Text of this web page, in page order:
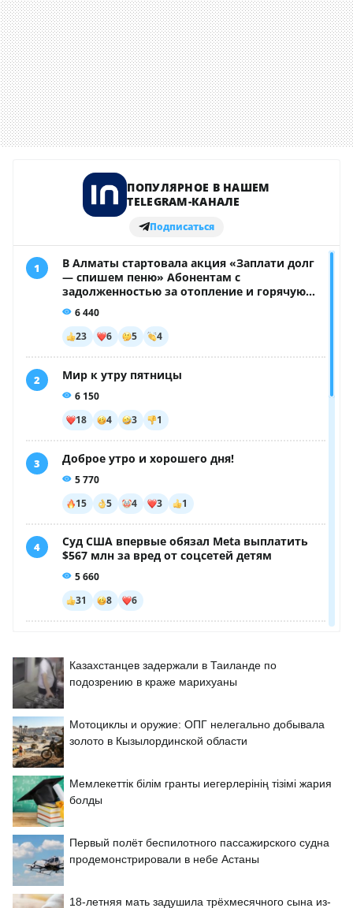
Казахстанцев задержали в Таиланде по
подозрению в краже марихуаны
Мотоциклы и оружие: ОПГ нелегально добывала
золото в Кызылординской области
Мемлекеттік білім гранты иегерлерінің тізімі жария
болды
Первый полёт беспилотного пассажирского судна
продемонстрировали в небе Астаны
18-летняя мать задушила трёхмесячного сына из-